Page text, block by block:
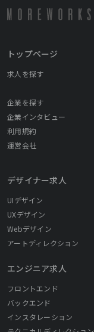
トップページ
求人を探す
企業を探す
企業インタビュー
利用規約
運営会社
デザイナー求人
UIデザイン
UXデザイン
Webデザイン
アートディレクション
エンジニア求人
フロントエンド
バックエンド
インスタレーション